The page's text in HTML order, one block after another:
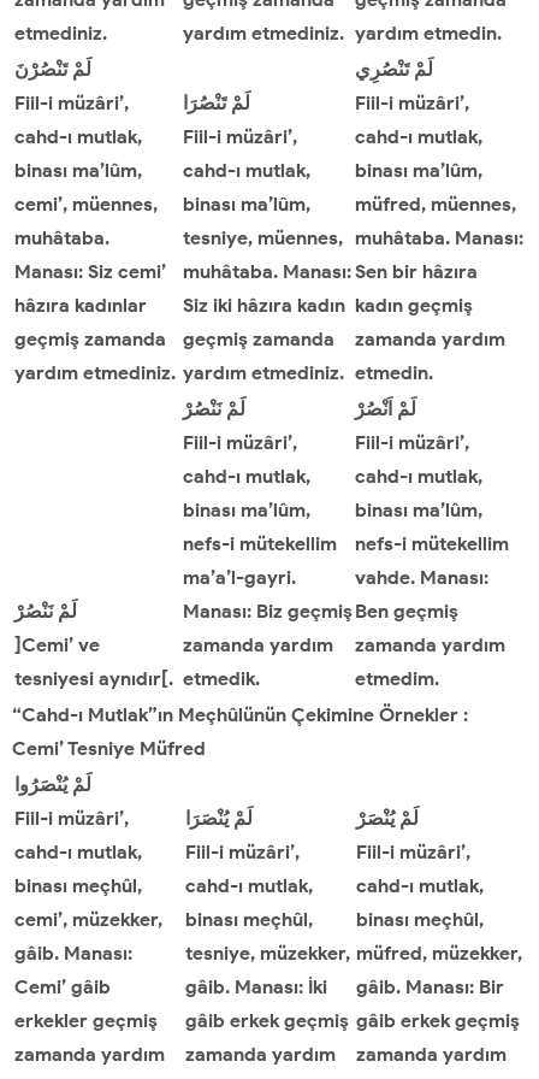
etmediniz.
yardım etmediniz. yardım etmedin.
لَمْ تَنْصُرْنَ
Fiil-i müzâri’,
cahd-ı mutlak,
binası ma’lûm,
cemi’, müennes,
muhâtaba.
Manası: Siz cemi’
hâzıra kadınlar
geçmiş zamanda
yardım etmediniz.
لَمْ تَنْصُرَا
Fiil-i müzâri’,
cahd-ı mutlak,
binası ma’lûm,
tesniye, müennes,
muhâtaba. Manası:
Siz iki hâzıra kadın
geçmiş zamanda
yardım etmediniz.
لَمْ تَنْصُرِي
Fiil-i müzâri’,
cahd-ı mutlak,
binası ma’lûm,
müfred, müennes,
muhâtaba. Manası:
Sen bir hâzıra
kadın geçmiş
zamanda yardım
etmedin.
لَمْ نَنْصُرْ
]Cemi’ ve
tesniyesi aynıdır[.
لَمْ نَنْصُرْ
Fiil-i müzâri’,
cahd-ı mutlak,
binası ma’lûm,
nefs-i mütekellim
ma’a’l-gayri.
Manası: Biz geçmiş
zamanda yardım
etmedik.
لَمْ اَنْصُرْ
Fiil-i müzâri’,
cahd-ı mutlak,
binası ma’lûm,
nefs-i mütekellim
vahde. Manası:
Ben geçmiş
zamanda yardım
etmedim.
“Cahd-ı Mutlak”ın Meçhûlünün Çekimine Örnekler :
Cemi’Tesniye Müfred
لَمْ يُنْصَرُوا
Fiil-i müzâri’,
cahd-ı mutlak,
binası meçhûl,
cemi’, müzekker,
gâib. Manası:
Cemi’ gâib
erkekler geçmiş
zamanda yardım
لَمْ يُنْصَرَا
Fiil-i müzâri’,
cahd-ı mutlak,
binası meçhûl,
tesniye, müzekker,
gâib. Manası: İki
gâib erkek geçmiş
zamanda yardım
لَمْ يُنْصَرْ
Fiil-i müzâri’,
cahd-ı mutlak,
binası meçhûl,
müfred, müzekker,
gâib. Manası: Bir
gâib erkek geçmiş
zamanda yardım